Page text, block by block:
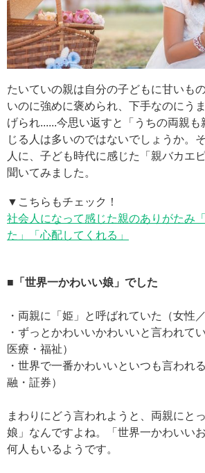
たいていの親は自分の子どもに甘いも
いのに強めに褒められ、下手なのにう
げられ......今思い返すと「うちの両親
じる人は多いのではないでしょうか。
人に、子ども時代に感じた「親バカエ
聞いてみました。
▼こちらもチェック！
社会人になって感じた親のありがたみ
た」「心配してくれる」
■「世界一かわいい娘」でした
・両親に「姫」と呼ばれていた（女性
・ずっとかわいいかわいいと言われて
医療・福祉）
・世界で一番かわいいといつも言われ
融・証券）
まわりにどう言われようと、両親にと
娘」なんですよね。「世界一かわいい
何人もいるようです。